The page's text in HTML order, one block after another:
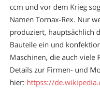
ccm und vor dem Krieg
Namen Tornax-Rex. Nur
produziert, hauptsächlich
Bauteile ein und
Maschinen, die auch viele
Details zur Firmen- und
hier: httpss://